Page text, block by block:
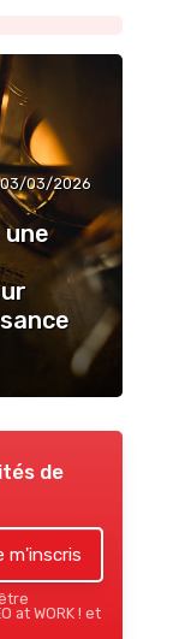
03/03/2026
de
m'inscris
at WORK ! et